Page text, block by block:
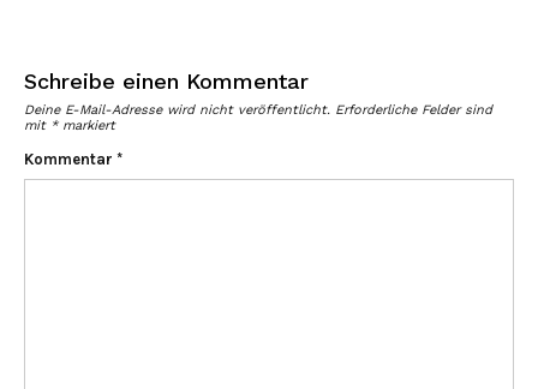
Schreibe einen Kommentar
Deine E-Mail-Adresse wird nicht veröffentlicht. Erforderliche Felder sind
mit *markiert
Kommentar *